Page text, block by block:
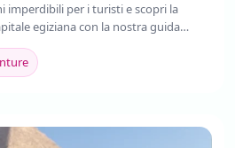
imperdibili per i turisti e scopri la
egiziana con la nostra guida